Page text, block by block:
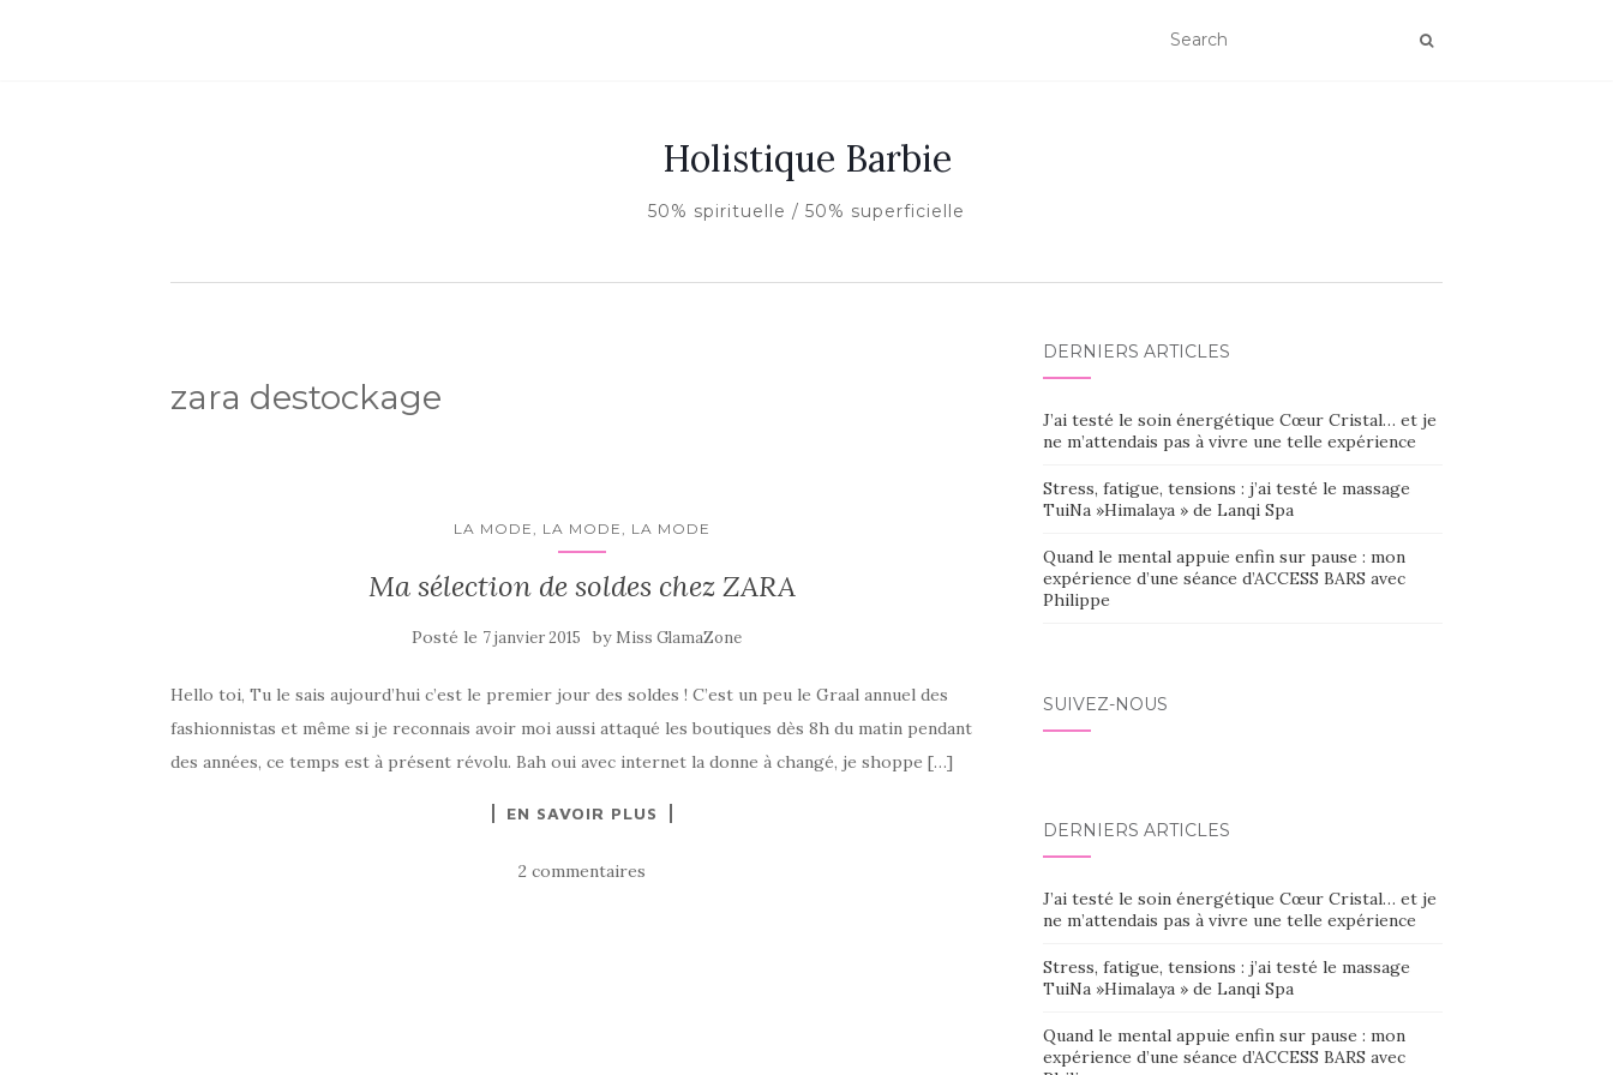
Holistique Barbie
50% spirituelle / 50% superficielle
zara destockage
LA MODE, LA MODE, LA MODE
Ma sélection de soldes chez ZARA
Posté le 7 janvier 2015 by Miss GlamaZone
Hello toi, Tu le sais aujourd’hui c’est le premier jour des soldes ! C’est un peu le Graal annuel des
fashionnistas et même si je reconnais avoir moi aussi attaqué les boutiques dès 8h du matin pendant
des années, ce temps est à présent révolu. Bah oui avec internet la donne à changé, je shoppe […]
EN SAVOIR PLUS
2 commentaires
DERNIERS ARTICLES
J’ai testé le soin énergétique Cœur Cristal… et je
ne m’attendais pas à vivre une telle expérience
Stress, fatigue, tensions : j’ai testé le massage
TuiNa »Himalaya » de Lanqi Spa
Quand le mental appuie enfin sur pause : mon
expérience d’une séance d’ACCESS BARS avec
Philippe
SUIVEZ-NOUS
DERNIERS ARTICLES
J’ai testé le soin énergétique Cœur Cristal… et je
ne m’attendais pas à vivre une telle expérience
Stress, fatigue, tensions : j’ai testé le massage
TuiNa »Himalaya » de Lanqi Spa
Quand le mental appuie enfin sur pause : mon
expérience d’une séance d’ACCESS BARS avec